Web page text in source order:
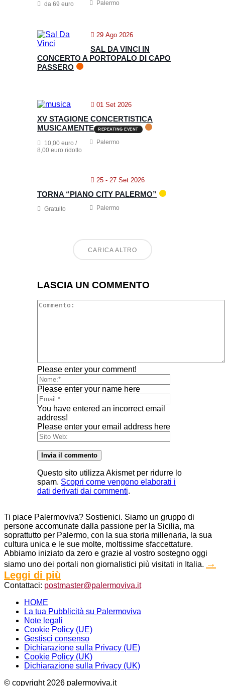
Palermo
da 69 euro
29 Ago 2026
SAL DA VINCI IN
CONCERTO A PORTOPALO DI CAPO
PASSERO
01 Set 2026
XV STAGIONE CONCERTISTICA
MUSICAMENTE
REPEATING EVENT
Palermo
10,00 euro /
8,00 euro ridotto
25 - 27 Set 2026
TORNA “PIANO CITY PALERMO”
Palermo
Gratuito
CARICA ALTRO
LASCIA UN COMMENTO
Please enter your comment!
Please enter your name here
You have entered an incorrect email
address!
Please enter your email address here
Questo sito utilizza Akismet per ridurre lo
spam. Scopri come vengono elaborati i
dati derivati dai commenti.
Ti piace Palermoviva? Sostienici. Siamo un gruppo di
persone accomunate dalla passione per la Sicilia, ma
soprattutto per Palermo, con la sua storia millenaria, la sua
cultura unica e le sue molte, moltissime sfaccettature.
Abbiamo iniziato da zero e grazie al vostro sostegno oggi
siamo uno dei portali non giornalistici più visitati in Italia. →
Leggi di più
Contattaci: postmaster@palermoviva.it
HOME
La tua Pubblicità su Palermoviva
Note legali
Cookie Policy (UE)
Gestisci consenso
Dichiarazione sulla Privacy (UE)
Cookie Policy (UK)
Dichiarazione sulla Privacy (UK)
© copyright 2026 palermoviva.it